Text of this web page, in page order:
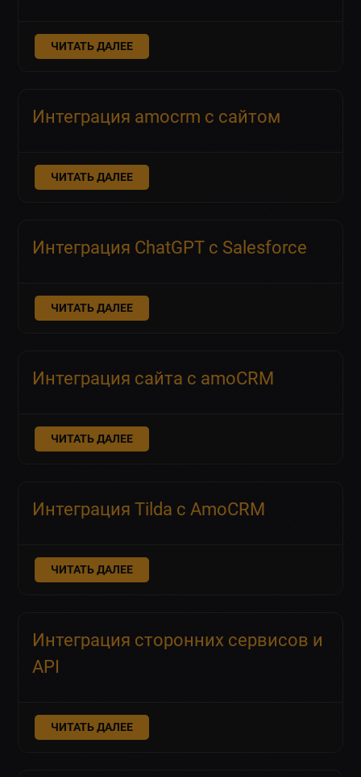
ЧИТАТЬ ДАЛЕЕ
Интеграция amocrm с сайтом
ЧИТАТЬ ДАЛЕЕ
Интеграция ChatGPT с Salesforce
ЧИТАТЬ ДАЛЕЕ
Интеграция сайта с amoCRM
ЧИТАТЬ ДАЛЕЕ
Интеграция Tilda с AmoCRM
ЧИТАТЬ ДАЛЕЕ
Интеграция сторонних сервисов и
API
ЧИТАТЬ ДАЛЕЕ